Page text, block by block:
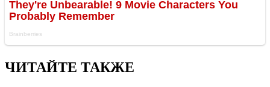
ЧИТАЙТЕ ТАКЖЕ